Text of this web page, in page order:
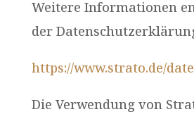
Weitere Informationen
der
https://www.strato.de/
Die Verwendung von